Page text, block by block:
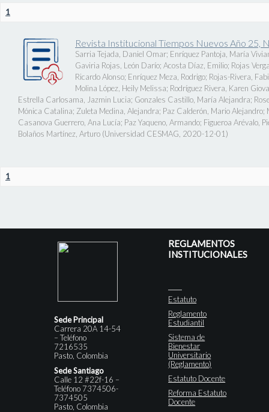
1
Revista Institucional Tiempos Nuevos Año 25,
Sarria Tejada, Daniel Omar; Enríquez Pantoja, María
Gaviria Rojas, León Darío; Acosta Díaz, Emilio; Rojas
Ricardo Alonso; Enríquez Meza, Rodrigo; Rojas-Rivera,
Molina López, Heily Melissa; Rodríguez Rivera, Karen
Estrella Carlosama, Jazmin Lucia; Gonzales Castillo, María Alejandra;
Mónica Catalina; Zuleta Medina, Alejandra; Paz Calderón, Mario Alejandro;
Casanova Guerrero, Ana Lucía; Paz Yaqueno, Armando; Figueroa Arévalo,
Bolaños Martínez, Arturo (Universidad CESMAG 2020-12-01 )
1
Sede Principal
Carrera 20A 14-54
– Teléfono
7216535
Pasto, Colombia
Sede Santiago
Calle 12 #22f-16 –
Teléfono 7374506-
7374505
Pasto, Colombia
REGLAMENTOS
INSTITUCIONALES
Estatuto
Reglamento
Estudiantil
Sistema de
Bienestar
Universitario
(Reglamento)
Estatuto Docente
Reforma Estatuto
Docente